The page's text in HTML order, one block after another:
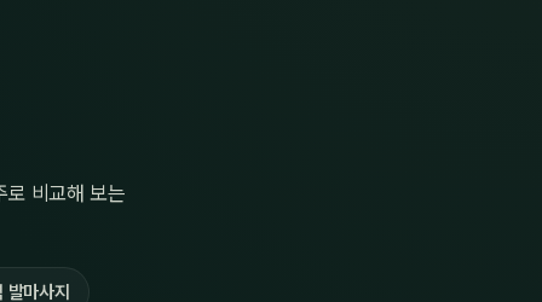
로 비교해 보는
발마사지